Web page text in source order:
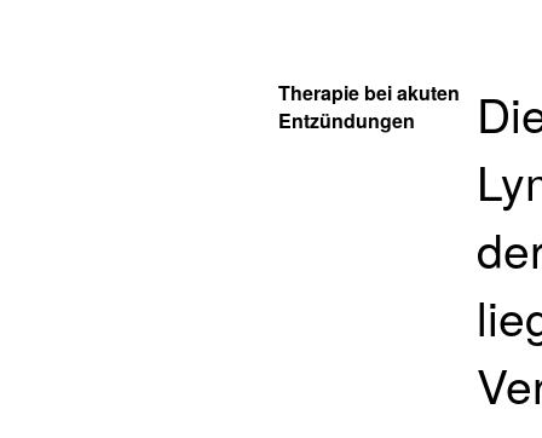
Therapie bei akuten
Entzündungen